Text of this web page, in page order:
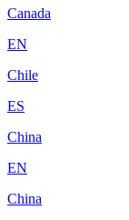
Canada
EN
Chile
ES
China
EN
China